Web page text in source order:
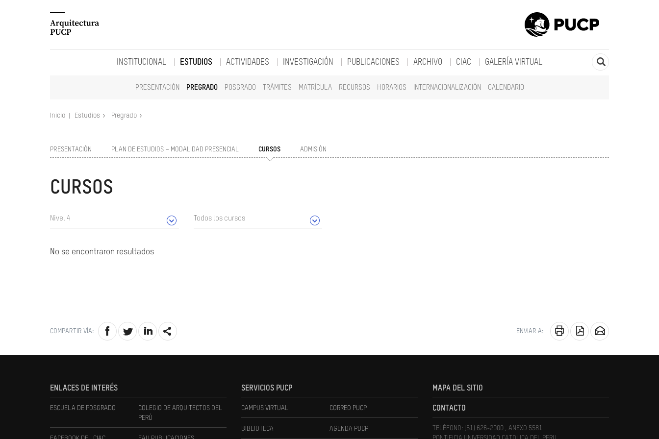
INSTITUCIONAL ESTUDIOS
PRESENTACIÓN PREGRADO POSGRADO TRÁMITES MATRÍCULA RECURSOS HORARIOS INTERNACIONALIZACIÓN CALENDARIO
ACTIVIDADES INVESTIGACIÓN PUBLICACIONES ARCHIVO CIAC GALERÍA VIRTUAL
Inicio Estudios Pregrado
PRESENTACIÓN PLAN DE ESTUDIOS – MODALIDAD PRESENCIAL CURSOS ADMISIÓN
CURSOS
Nivel 4 Todos los cursos
No se encontraron resultados
COMPARTIR VÍA: ENVIAR A:
ENLACES DE INTERÉS
ESCUELA DE POSGRADO
COLEGIO DE ARQUITECTOS DEL
PERÚ
SERVICIOS PUCP
CAMPUS VIRTUAL CORREO PUCP
BIBLIOTECA AGENDA PUCP
MAPA DEL SITIO
CONTACTO
TELÉFONO: (51) 626-2000 , ANEXO 5581